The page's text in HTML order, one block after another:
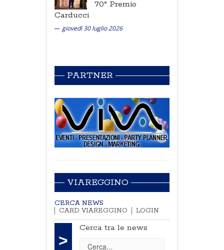
70° Premio
Carducci
giovedì 30 luglio 2026
PARTNER
VIAREGGINO
CERCA NEWS
CARD VIAREGGINO
LOGIN
>
Cerca tra le news